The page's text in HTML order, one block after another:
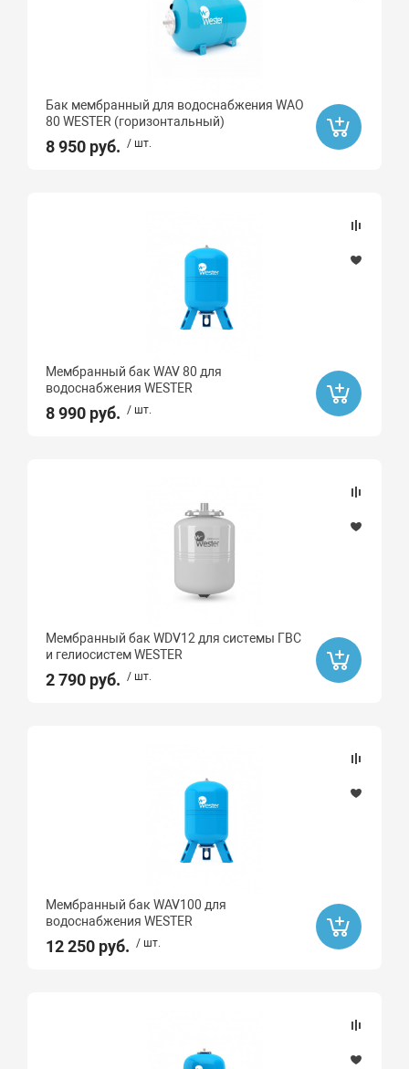
Бак мембранный для водоснабжения WAO
80 WESTER (горизонтальный)
8 950 руб. / шт.
Мембранный бак WAV 80 для
водоснабжения WESTER
8 990 руб. / шт.
Мембранный бак WDV12 для системы ГВС
и гелиосистем WESTER
2 790 руб. / шт.
Мембранный бак WAV100 для
водоснабжения WESTER
12 250 руб. / шт.